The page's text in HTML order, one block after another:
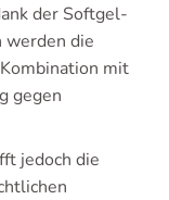
der Softgel-
werden die
mit
gegen
jedoch die